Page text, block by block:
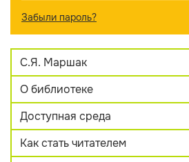
Забыли пароль?
С.Я. Маршак
О библиотеке
Доступная среда
Как стать читателем